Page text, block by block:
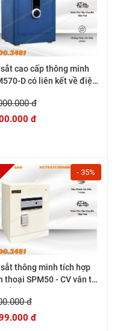
cao cấp thông minh
D có liên kết về điện
đ
đ
- 35%
thông minh tích hợp
SPM50 - CV vân tay
đ
đ